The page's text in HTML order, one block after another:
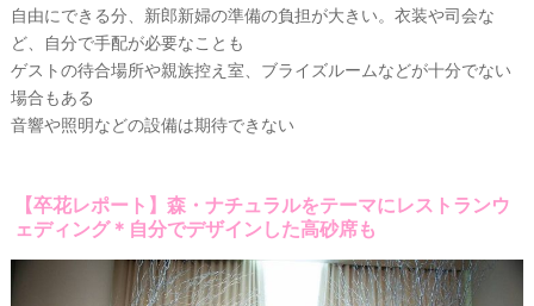
自由にできる分、新郎新婦の準備の負担が大きい。衣装や司会な
ど、自分で手配が必要なことも
ゲストの待合場所や親族控え室、ブライズルームなどが十分でない
場合もある
音響や照明などの設備は期待できない
【卒花レポート】森・ナチュラルをテーマにレストランウ
ェディング＊自分でデザインした高砂席も